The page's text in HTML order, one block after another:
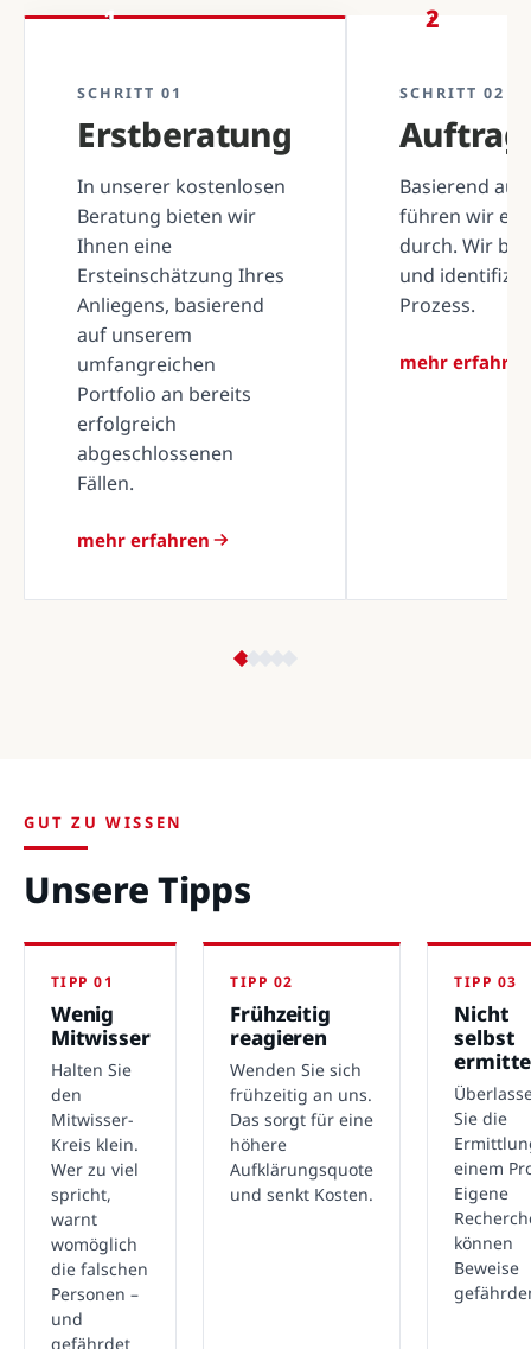
1
SCHRITT 01
Erstberatung
In unserer kostenlosen
Beratung bieten wir
Ihnen eine
Ersteinschätzung Ihres
Anliegens, basierend
auf unserem
umfangreichen
Portfolio an bereits
erfolgreich
abgeschlossenen
Fällen.
mehr erfahren
2
SCHRITT 02
Basierend
führen wir
durch. Wir
und
Prozess.
mehr erfahren
GUT ZU WISSEN
Unsere Tipps
TIPP 01
Wenig
Mitwisser
Halten Sie
den
Mitwisser-
Kreis klein.
Wer zu viel
spricht,
warnt
womöglich
die falschen
Personen –
und
gefährdet
TIPP 02
Frühzeitig
reagieren
Wenden Sie sich
frühzeitig an uns.
Das sorgt für eine
höhere
Aufklärungsquote
und senkt Kosten.
TIPP 03
Nicht
selbst
Sie die
einem
Eigene
können
Beweise